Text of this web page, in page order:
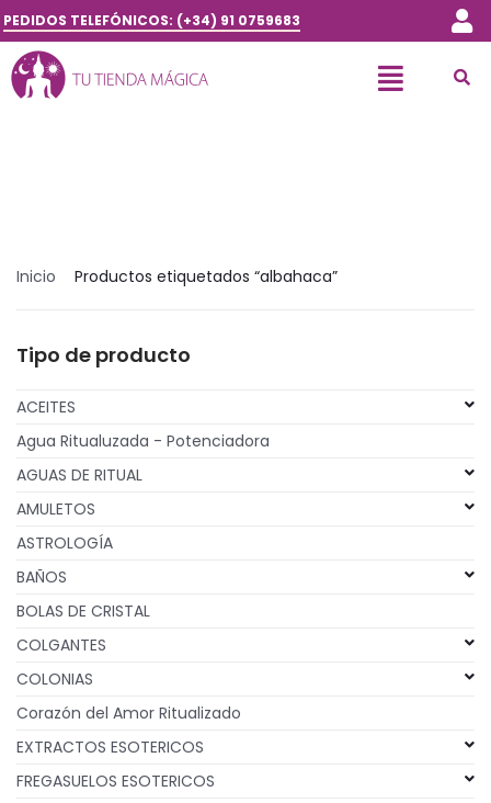
PEDIDOS TELEFÓNICOS: (+34) 91 0759683
Inicio Productos etiquetados “albahaca”
Tipo de producto
ACEITES
Agua Ritualuzada - Potenciadora
AGUAS DE RITUAL
AMULETOS
ASTROLOGÍA
BAÑOS
BOLAS DE CRISTAL
COLGANTES
COLONIAS
Corazón del Amor Ritualizado
EXTRACTOS ESOTERICOS
FREGASUELOS ESOTERICOS